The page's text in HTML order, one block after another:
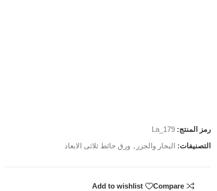
رمز المنتج:La_179
التصنيفات: البحار والجزر , ورق حائط ثلاثى الابعاد
Compare
Add to wishlist